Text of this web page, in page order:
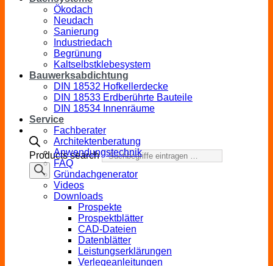
Products search
Ökodach
Neudach
Sanierung
Industriedach
Begrünung
Kaltselbstklebesystem
Bauwerksabdichtung
DIN 18532 Hofkellerdecke
DIN 18533 Erdberührte Bauteile
DIN 18534 Innenräume
Service
Fachberater
Architektenberatung
Anwendungstechnik
FAQ
Gründachgenerator
Videos
Downloads
Prospekte
Prospektblätter
CAD-Dateien
Datenblätter
Leistungserklärungen
Verlegeanleitungen